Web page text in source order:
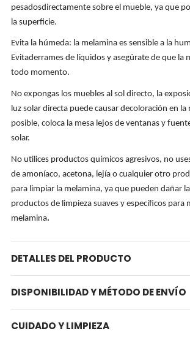
pesadosdirectamente sobre el mueble, ya que
la superficie.
Evita la húmeda: la melamina es sensible a la
Evitaderrames de líquidos y asegúrate de que la
todo momento.
No expongas los muebles al sol directo, la
luz solar directa puede causar decoloración en la
posible, coloca la mesa lejos de ventanas y
solar.
No utilices productos químicos agresivos, no
de amoníaco, acetona, lejía o cualquier otro
para limpiar la melamina, ya que pueden dañar
productos de limpieza suaves y específicos para
melamina.
DETALLES DEL PRODUCTO
DISPONIBILIDAD Y MÉTODO DE ENVÍO
CUIDADO Y LIMPIEZA